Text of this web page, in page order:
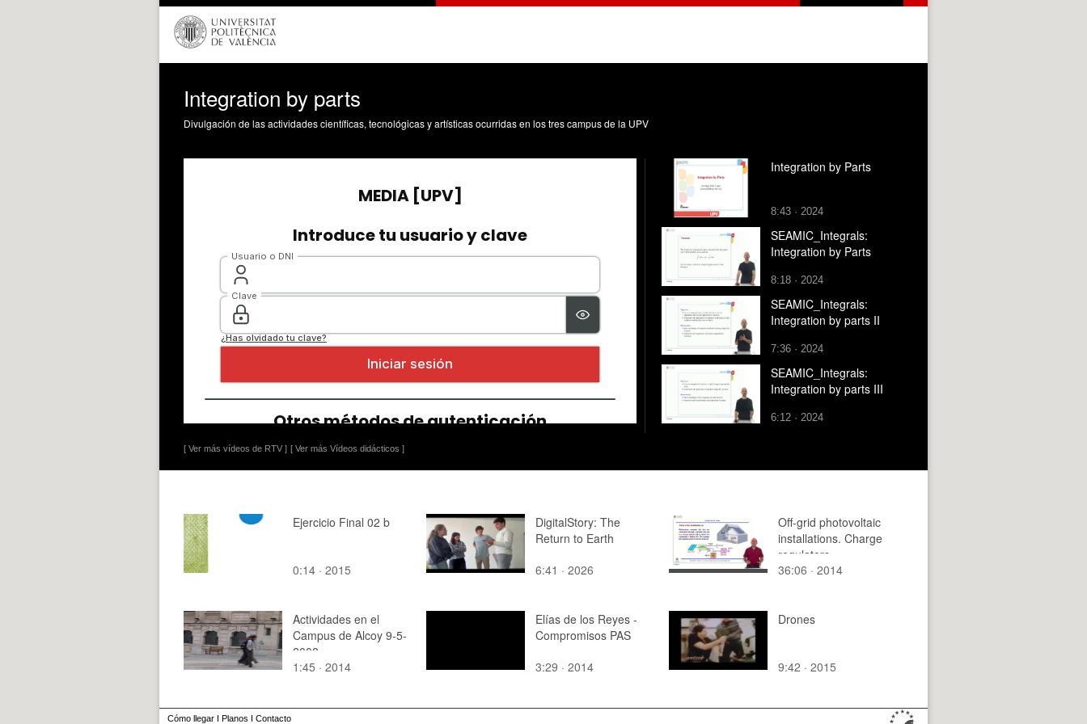
Integration by parts
Divulgación de las actividades científicas, tecnológicas y artísticas ocurridas en los tres campus de la UPV
[ Ver más vídeos de RTV ] [ Ver más Vídeos didácticos ]
Integration by Parts
8:43 · 2024
SEAMIC_Integrals:
Integration by Parts
8:18 · 2024
SEAMIC_Integrals:
Integration by parts II
7:36 · 2024
SEAMIC_Integrals:
Integration by parts III
6:12 · 2024
Ejercicio Final 02 b
0:14 · 2015
DigitalStory: The
Return to Earth
6:41 · 2026
Off-grid photovoltaic
installations. Charge
regulators
36:06 · 2014
Actividades en el
Campus de Alcoy 9-5-
2008
1:45 · 2014
Elías de los Reyes -
Compromisos PAS
3:29 · 2014
Drones
9:42 · 2015
Cómo llegar I Planos I Contacto